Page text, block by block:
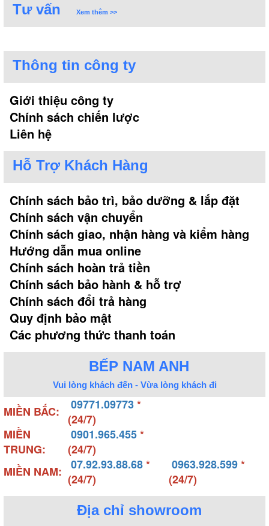
Tư vấn Xem thêm >>
Thông tin công ty
Giới thiệu công ty
Chính sách chiến lược
Liên hệ
Hỗ Trợ Khách Hàng
Chính sách bảo trì, bảo dưỡng & lắp đặt
Chính sách vận chuyển
Chính sách giao, nhận hàng và kiểm hàng
Hướng dẫn mua online
Chính sách hoàn trả tiền
Chính sách bảo hành & hỗ trợ
Chính sách đổi trả hàng
Quy định bảo mật
Các phương thức thanh toán
BẾP NAM ANH
Vui lòng khách đến - Vừa lòng khách đi
MIỀN BẮC: 09771.09773*
(24/7)
MIỀN
TRUNG:
0901.965.455*
(24/7)
MIỀN NAM:
07.92.93.88.68*
(24/7)
0963.928.599*
(24/7)
Địa chỉ showroom